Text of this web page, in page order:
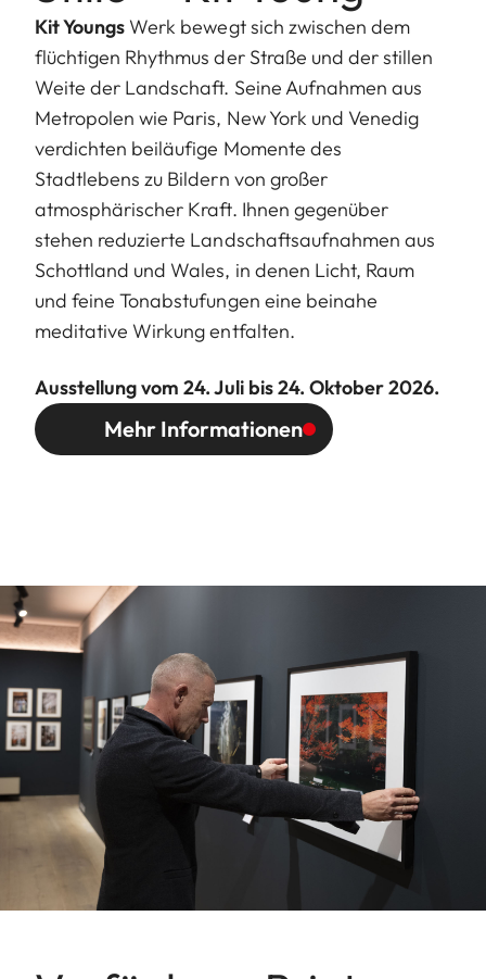
Kit Youngs Werk bewegt sich zwischen dem
flüchtigen Rhythmus der Straße und der stillen
Weite der Landschaft. Seine Aufnahmen aus
Metropolen wie Paris, New York und Venedig
verdichten beiläufige Momente des
Stadtlebens zu Bildern von großer
atmosphärischer Kraft. Ihnen gegenüber
stehen reduzierte Landschaftsaufnahmen aus
Schottland und Wales, in denen Licht, Raum
und feine Tonabstufungen eine beinahe
meditative Wirkung entfalten.
Ausstellung vom 24. Juli bis 24. Oktober 2026.
Mehr Informationen
Image